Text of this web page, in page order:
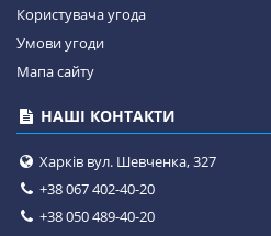
Користувача угода
Умови угоди
Мапа сайту
НАШІ КОНТАКТИ
Харків вул. Шевченка, 327
+38 067 402-40-20
+38 050 489-40-20